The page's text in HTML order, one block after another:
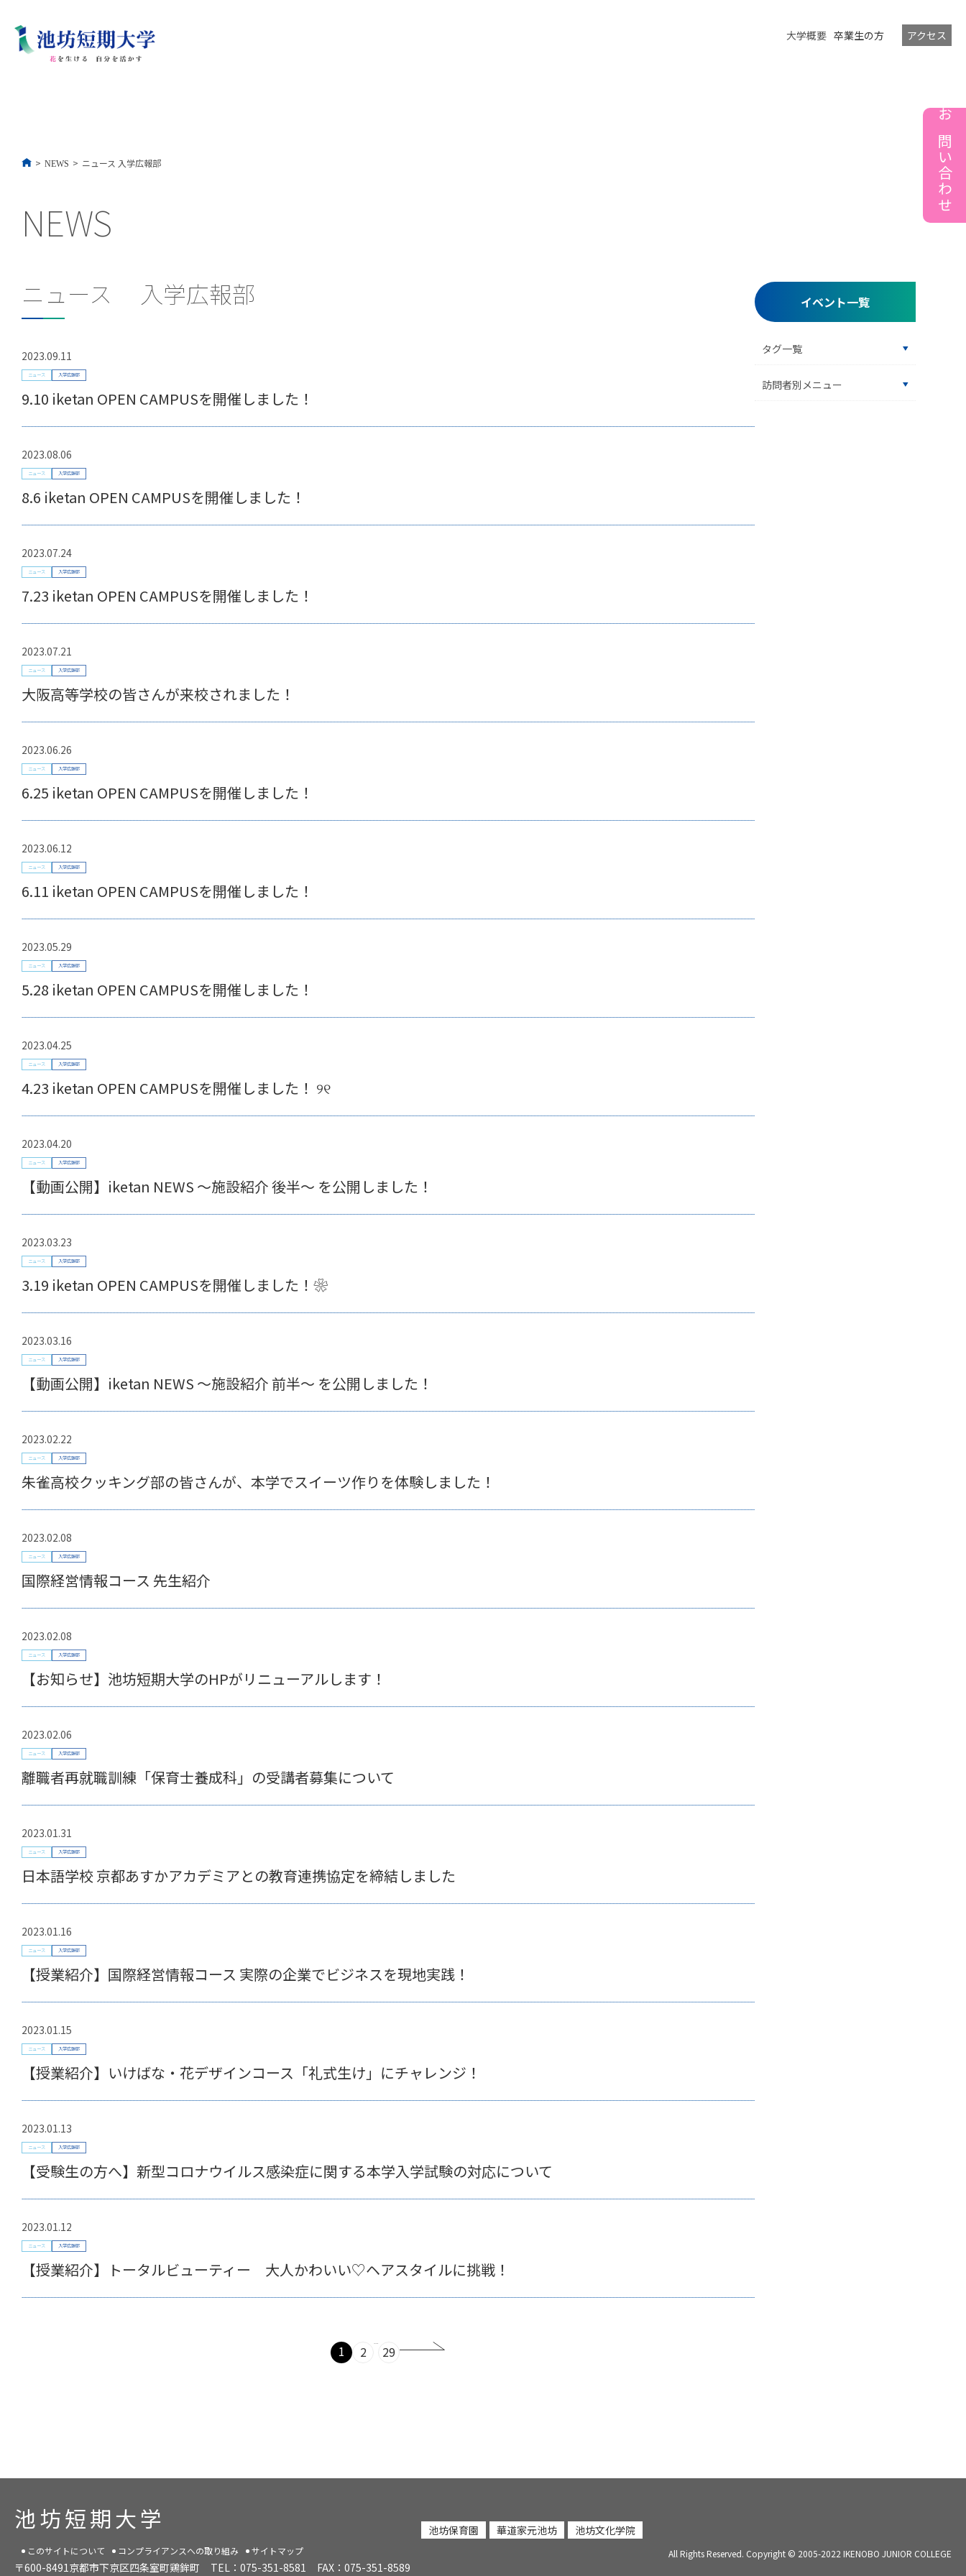
大学概要 卒業生の方 アクセス
お問い合わせ
> NEWS > ニュース 入学広報部
NEWS
ニュース 入学広報部
2023.09.11
ニュース 入学広報部
9.10 iketan OPEN CAMPUSを開催しました！
2023.08.06
ニュース 入学広報部
8.6 iketan OPEN CAMPUSを開催しました！
2023.07.24
ニュース 入学広報部
7.23 iketan OPEN CAMPUSを開催しました！
2023.07.21
ニュース 入学広報部
大阪高等学校の皆さんが来校されました！
2023.06.26
ニュース 入学広報部
6.25 iketan OPEN CAMPUSを開催しました！
2023.06.12
ニュース 入学広報部
6.11 iketan OPEN CAMPUSを開催しました！
2023.05.29
ニュース 入学広報部
5.28 iketan OPEN CAMPUSを開催しました！
2023.04.25
ニュース 入学広報部
4.23 iketan OPEN CAMPUSを開催しました！ ୨୧
2023.04.20
ニュース 入学広報部
【動画公開】iketan NEWS ～施設紹介 後半～ を公開しました！
2023.03.23
ニュース 入学広報部
3.19 iketan OPEN CAMPUSを開催しました！❀
2023.03.16
ニュース 入学広報部
【動画公開】iketan NEWS ～施設紹介 前半～ を公開しました！
2023.02.22
ニュース 入学広報部
朱雀高校クッキング部の皆さんが、本学でスイーツ作りを体験しました！
2023.02.08
ニュース 入学広報部
国際経営情報コース 先生紹介
2023.02.08
ニュース 入学広報部
【お知らせ】池坊短期大学のHPがリニューアルします！
2023.02.06
ニュース 入学広報部
離職者再就職訓練「保育士養成科」の受講者募集について
2023.01.31
ニュース 入学広報部
日本語学校 京都あすかアカデミアとの教育連携協定を締結しました
2023.01.16
ニュース 入学広報部
【授業紹介】国際経営情報コース 実際の企業でビジネスを現地実践！
2023.01.15
ニュース 入学広報部
【授業紹介】いけばな・花デザインコース「礼式生け」にチャレンジ！
2023.01.13
ニュース 入学広報部
【受験生の方へ】新型コロナウイルス感染症に関する本学入学試験の対応について
2023.01.12
ニュース 入学広報部
【授業紹介】トータルビューティー 大人かわいい♡ヘアスタイルに挑戦！
1 2 … 29
イベント一覧
タグ一覧
訪問者別メニュー
池坊短期大学
このサイトについて コンプライアンスへの取り組み サイトマップ
〒600-8491京都市下京区四条室町鶏鉾町 TEL：075-351-8581 FAX：075-351-8589
池坊保育園 華道家元池坊 池坊文化学院
All Rights Reserved. Copyright © 2005-2022 IKENOBO JUNIOR COLLEGE